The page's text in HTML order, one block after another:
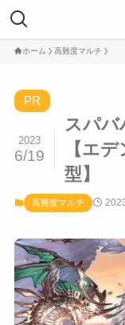
ホーム 高難度マルチ
PR
スパバ
【エ
型】
2023
6/19
高難度マルチ